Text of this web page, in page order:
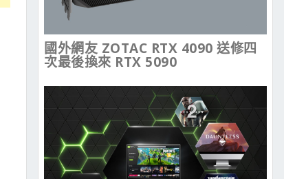
國外網友 ZOTAC RTX 4090 送修四
次最後換來 RTX 5090